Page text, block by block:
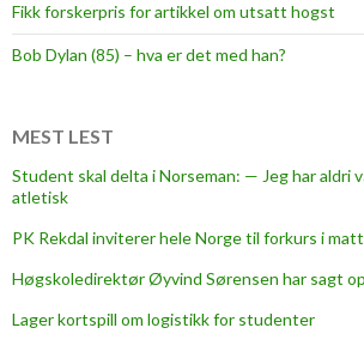
Fikk forskerpris for artikkel om utsatt hogst
Bob Dylan (85) – hva er det med han?
MEST LEST
Student skal delta i Norseman: — Jeg har aldri
atletisk
PK Rekdal inviterer hele Norge til forkurs i
Høgskoledirektør Øyvind Sørensen har sagt
Lager kortspill om logistikk for studenter